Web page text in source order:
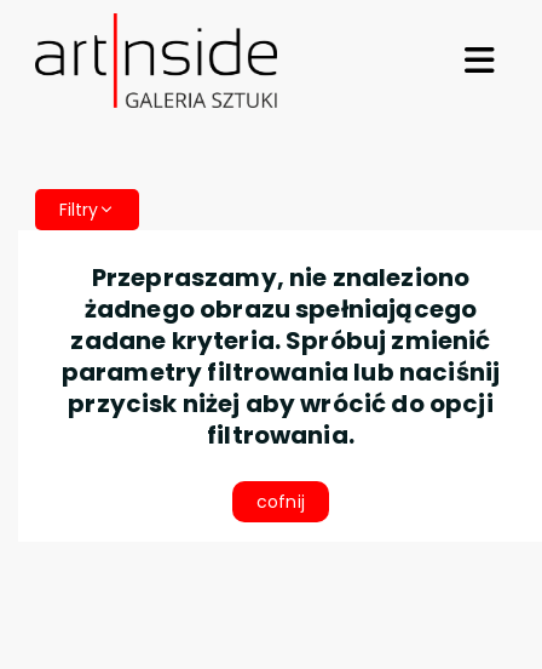
Filtry
Przepraszamy, nie znaleziono
żadnego obrazu spełniającego
zadane kryteria. Spróbuj zmienić
parametry filtrowania lub naciśnij
przycisk niżej aby wrócić do opcji
filtrowania.
cofnij